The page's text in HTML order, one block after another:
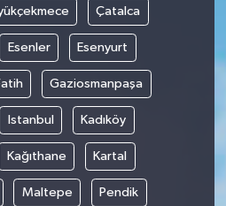
Çatalca
Esenler Esenyurt
Gaziosmanpaşa
Istanbul Kadıköy
Kağıthane Kartal
Maltepe Pendik